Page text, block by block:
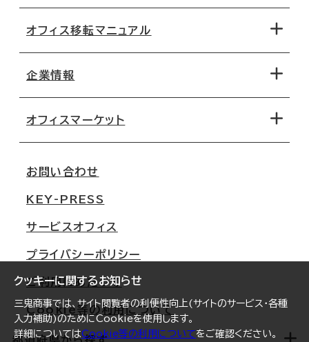
クッキーに関するお知らせ
三鬼商事では、サイト閲覧者の利便性向上(サイトのサービス・各種
入力補助)のためにCookieを使用します。
詳細についてはCookie等の利用についてをご確認ください。
地図から探す
路線・駅から探す
オフィス移転マニュアル
移転コストシミュレーション
移転スケジュール
オフィス移転Q&A
企業情報
オフィスマーケット
大阪
名古屋
札幌
仙台
横浜
福岡
お問い合わせ
KEY-PRESS
サービスオフィス
プライバシーポリシー
ご利用にあたって
Cookie等の利用について
都道府県から探す